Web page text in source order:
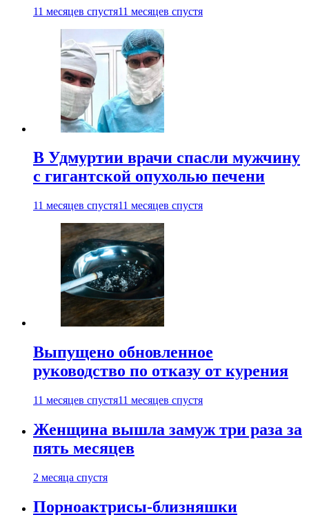
11 месяцев спустя11 месяцев спустя
В Удмуртии врачи спасли мужчину
с гигантской опухолью печени
11 месяцев спустя11 месяцев спустя
Выпущено обновленное
руководство по отказу от курения
11 месяцев спустя11 месяцев спустя
Женщина вышла замуж три раза за
пять месяцев
2 месяца спустя
Порноактрисы-близняшки